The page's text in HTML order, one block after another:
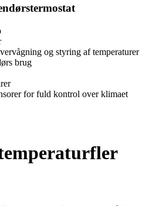
og styring af temperaturer
brug
for fuld kontrol over klimaet